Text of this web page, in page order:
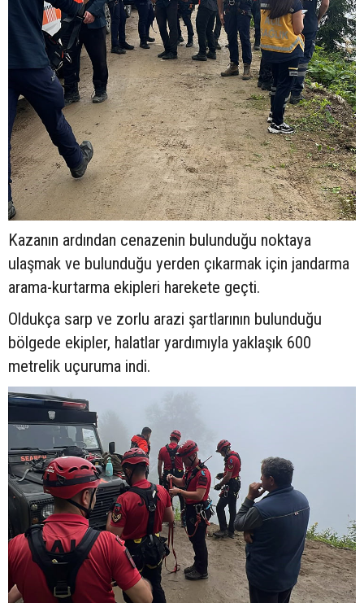
Kazanın ardından cenazenin bulunduğu noktaya
ulaşmak ve bulunduğu yerden çıkarmak için jandarma
arama-kurtarma ekipleri harekete geçti.
Oldukça sarp ve zorlu arazi şartlarının bulunduğu
bölgede ekipler, halatlar yardımıyla yaklaşık 600
metrelik uçuruma indi.